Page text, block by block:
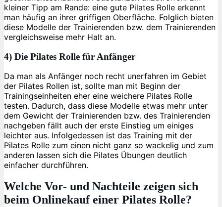
kleiner Tipp am Rande: eine gute Pilates Rolle erkennt
man häufig an ihrer griffigen Oberfläche. Folglich bieten
diese Modelle der Trainierenden bzw. dem Trainierenden
vergleichsweise mehr Halt an.
4) Die Pilates Rolle für Anfänger
Da man als Anfänger noch recht unerfahren im Gebiet
der Pilates Rollen ist, sollte man mit Beginn der
Trainingseinheiten eher eine weichere Pilates Rolle
testen. Dadurch, dass diese Modelle etwas mehr unter
dem Gewicht der Trainierenden bzw. des Trainierenden
nachgeben fällt auch der erste Einstieg um einiges
leichter aus. Infolgedessen ist das Training mit der
Pilates Rolle zum einen nicht ganz so wackelig und zum
anderen lassen sich die Pilates Übungen deutlich
einfacher durchführen.
Welche Vor- und Nachteile zeigen sich
beim Onlinekauf einer Pilates Rolle?